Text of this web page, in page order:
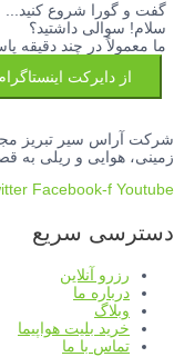
گفت و گورا شروع کنید...
سلام! سوالی داشتید؟
ما معمولاً در چند دقیقه
از دایرکت
شرکت آراس سیر تبریز
زمینی، هوایی و ریلی به
Facebook-f Youtube
دسترسی سریع
رزرو آنلاین
درباره ما
وبلاگ
خرید بلیت هواپیما
تماس با ما